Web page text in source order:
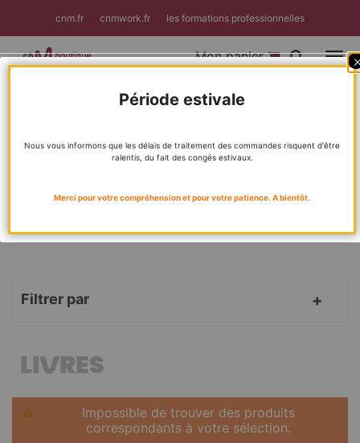
cnm.fr cnmwork.fr les formations professionnelles
Mon panier
BIENVENUE DANS LA BOUTIQUE DU CNM !
LIVRES
Impossible de trouver des produits
correspondants à votre sélection.
Filtrer par
Période estivale
Nous vous informons que les délais de traitement des commandes risquent d'être
ralentis, du fait des congés estivaux.
Merci pour votre compréhension et pour votre patience. A bientôt.